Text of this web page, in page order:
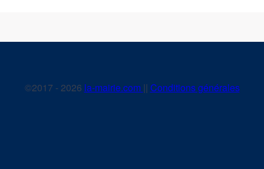
©2017 - 2026 la-mairie.com || Conditions générales